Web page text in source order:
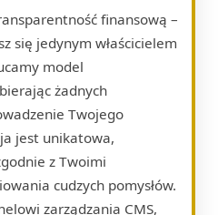
finansową –
się jedynym właścicielem
model
żadnych
Twojego
jest unikatowa,
z Twoimi
cudzych pomysłów.
zarządzania CMS,